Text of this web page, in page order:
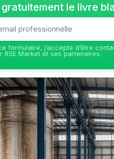
le livre
formulaire, j’accepte d’être
RSE Market et ses partenaires.